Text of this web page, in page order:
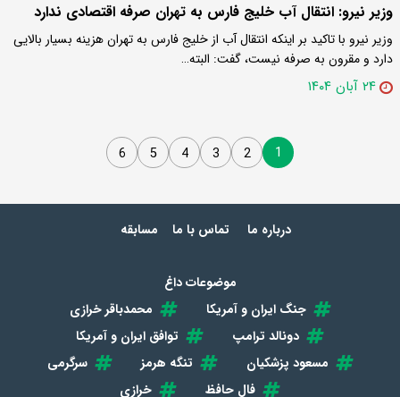
وزیر نیرو: انتقال آب خلیج فارس به تهران صرفه اقتصادی ندارد
وزیر نیرو با تاکید بر اینکه انتقال آب از خلیج فارس به تهران هزینه بسیار بالایی
دارد و مقرون به صرفه نیست، گفت: البته…
۲۴ آبان ۱۴۰۴
1
2
3
4
5
6
درباره ما تماس با ما مسابقه
موضوعات داغ
جنگ ایران و آمریکا
محمدباقر خرازی
دونالد ترامپ
توافق ایران و آمریکا
مسعود پزشکیان
تنگه هرمز
سرگرمی
فال حافظ
خرازی